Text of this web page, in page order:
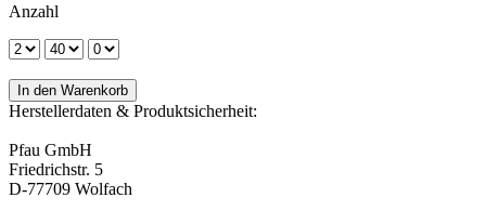
Anzahl
Herstellerdaten & Produktsicherheit:
Pfau GmbH
Friedrichstr. 5
D-77709 Wolfach